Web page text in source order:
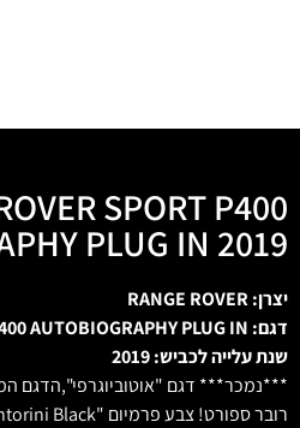
SPORT P400
PLUG IN 2019
יצרן: RANGE ROVER
דגם: SPORT P400 AUTOBIOGRAPHY PLUG IN
שנת עלייה לכביש: 2019
***נמכר*** דגם "אוטוביוגרפי",הדגם